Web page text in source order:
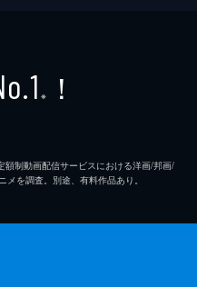
※ ！
制動画配信サービスにおける洋画/邦画/
を調査。別途、有料作品あり。